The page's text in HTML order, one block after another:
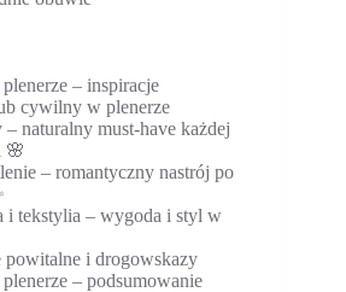
– inspiracje
cywilny w plenerze
naturalny must-have każdej
🌸
– romantyczny nastrój po
i tekstylia – wygoda i styl w
powitalne i drogowskazy
– podsumowanie